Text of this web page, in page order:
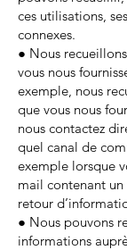
ces utilisations,
connexes.
● Nous
vous nous
exemple, nous
que vous nous
nous contactez
quel canal de
exemple lorsque
mail contenant
retour
● Nous pouvons
informations